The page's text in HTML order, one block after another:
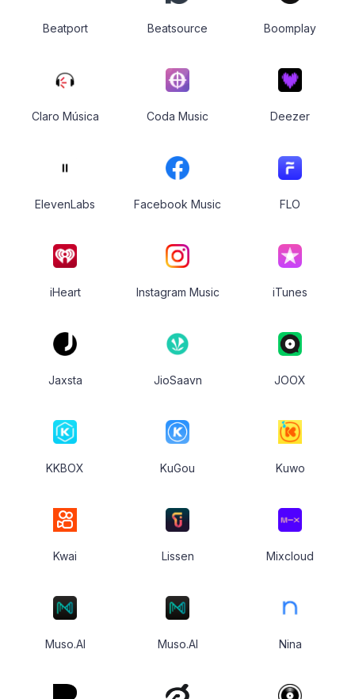
Beatport Beatsource Boomplay
Claro Música Coda Music Deezer
ElevenLabs Facebook Music FLO
iHeart Instagram Music iTunes
Jaxsta JioSaavn JOOX
KKBOX KuGou Kuwo
Kwai Lissen Mixcloud
Muso.AI Muso.AI Nina